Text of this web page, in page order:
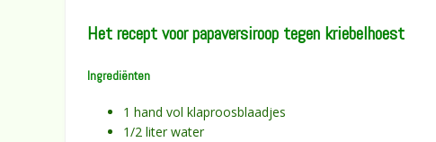
Het recept voor papaversiroop tegen kriebelhoest
Ingrediënten
1 hand vol klaproosblaadjes
1/2 liter water